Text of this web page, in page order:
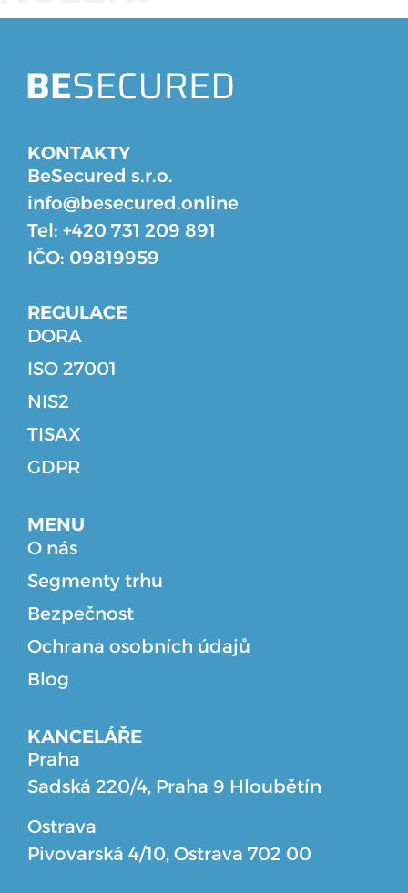
KONTAKTY
BeSecured s.r.o.
info@besecured.online
Tel: +420 731 209 891
IČO: 09819959
REGULACE
DORA
ISO 27001
NIS2
TISAX
GDPR
MENU
O nás
Segmenty trhu
Bezpečnost
Ochrana osobních údajů
Blog
KANCELÁŘE
Praha
Sadská 220/4, Praha 9 Hloubětín
Ostrava
Pivovarská 4/10, Ostrava 702 00